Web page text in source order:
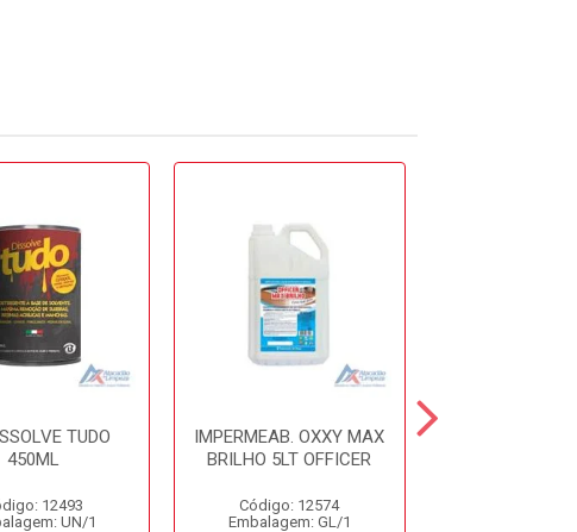
TUDO
450ML
12493
UN/1
IMPERMEAB. OXXY MAX
BRILHO 5LT OFFICER
Código: 12574
Embalagem: GL/1